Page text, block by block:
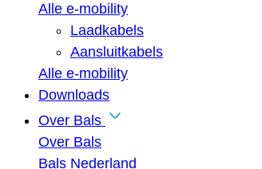
Alle e-mobility
Laadkabels
Aansluitkabels
Alle e-mobility
Downloads
Over Bals
Over Bals
Bals Nederland